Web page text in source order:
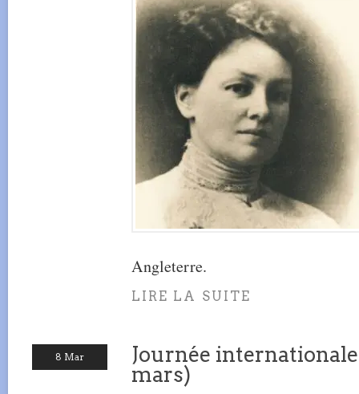
Angleterre.
LIRE LA SUITE
8 Mar
Journée
mars)